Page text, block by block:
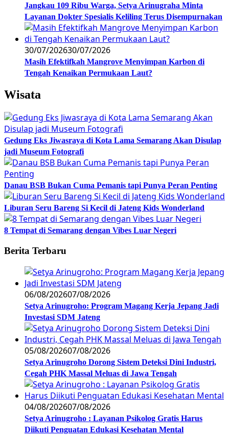
Jangkau 109 Ribu Warga, Setya Arinugraha Minta
Layanan Dokter Spesialis Keliling Terus Disempurnakan
30/07/202630/07/2026
Masih Efektifkah Mangrove Menyimpan Karbon di
Tengah Kenaikan Permukaan Laut?
Wisata
Gedung Eks Jiwasraya di Kota Lama Semarang Akan Disulap
jadi Museum Fotografi
Danau BSB Bukan Cuma Pemanis tapi Punya Peran Penting
Liburan Seru Bareng Si Kecil di Jateng Kids Wonderland
8 Tempat di Semarang dengan Vibes Luar Negeri
Berita Terbaru
06/08/202607/08/2026
Setya Arinugroho: Program Magang Kerja Jepang Jadi
Investasi SDM Jateng
05/08/202607/08/2026
Setya Arinugroho Dorong Sistem Deteksi Dini Industri,
Cegah PHK Massal Meluas di Jawa Tengah
04/08/202607/08/2026
Setya Arinugroho : Layanan Psikolog Gratis Harus
Diikuti Penguatan Edukasi Kesehatan Mental